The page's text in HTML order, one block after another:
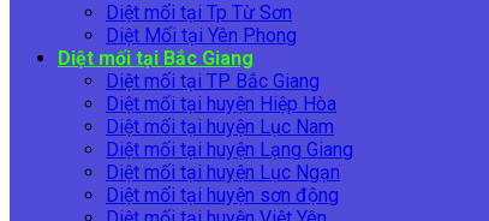
Diệt mối tại Tp Từ Sơn
Diệt Mối tại Yên Phong
Diệt mối tại Bắc Giang
Diệt mối tại TP Bắc Giang
Diệt mối tại huyện Hiệp Hòa
Diệt mối tại huyện Lục Nam
Diệt mối tại huyện Lạng Giang
Diệt mối tại huyện Lục Ngạn
Diệt mối tại huyện sơn động